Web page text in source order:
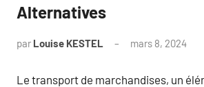
Alternatives
par Louise KESTEL mars 8, 2024
Le transport de marchandises, un